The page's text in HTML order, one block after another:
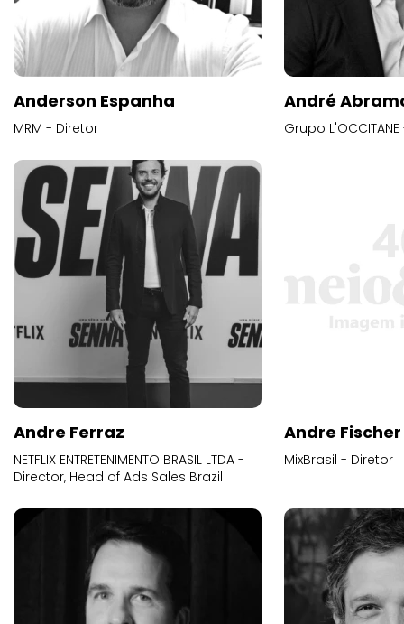
Anderson Espanha
MRM - Diretor
André
Grupo
Andre Ferraz
NETFLIX ENTRETENIMENTO BRASIL LTDA -
Director, Head of Ads Sales Brazil
Andre Fischer
MixBrasil - Diretor